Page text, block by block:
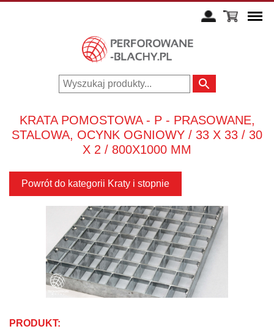
KRATA POMOSTOWA - P - PRASOWANE,
STALOWA, OCYNK OGNIOWY / 33 X 33 / 30
X 2 / 800X1000 MM
Powrót do kategorii Kraty i stopnie
PRODUKT: